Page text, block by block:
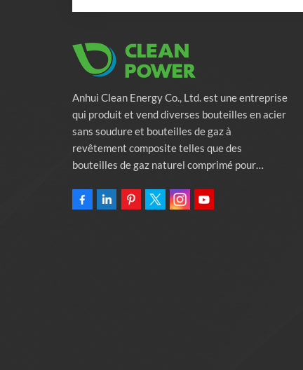
Anhui Clean Energy Co., Ltd. est une entreprise
qui produit et vend diverses bouteilles en acier
sans soudure et bouteilles de gaz à
revêtement composite telles que des
bouteilles de gaz naturel comprimé pour
des bouteilles de lutte contre l'incendie.